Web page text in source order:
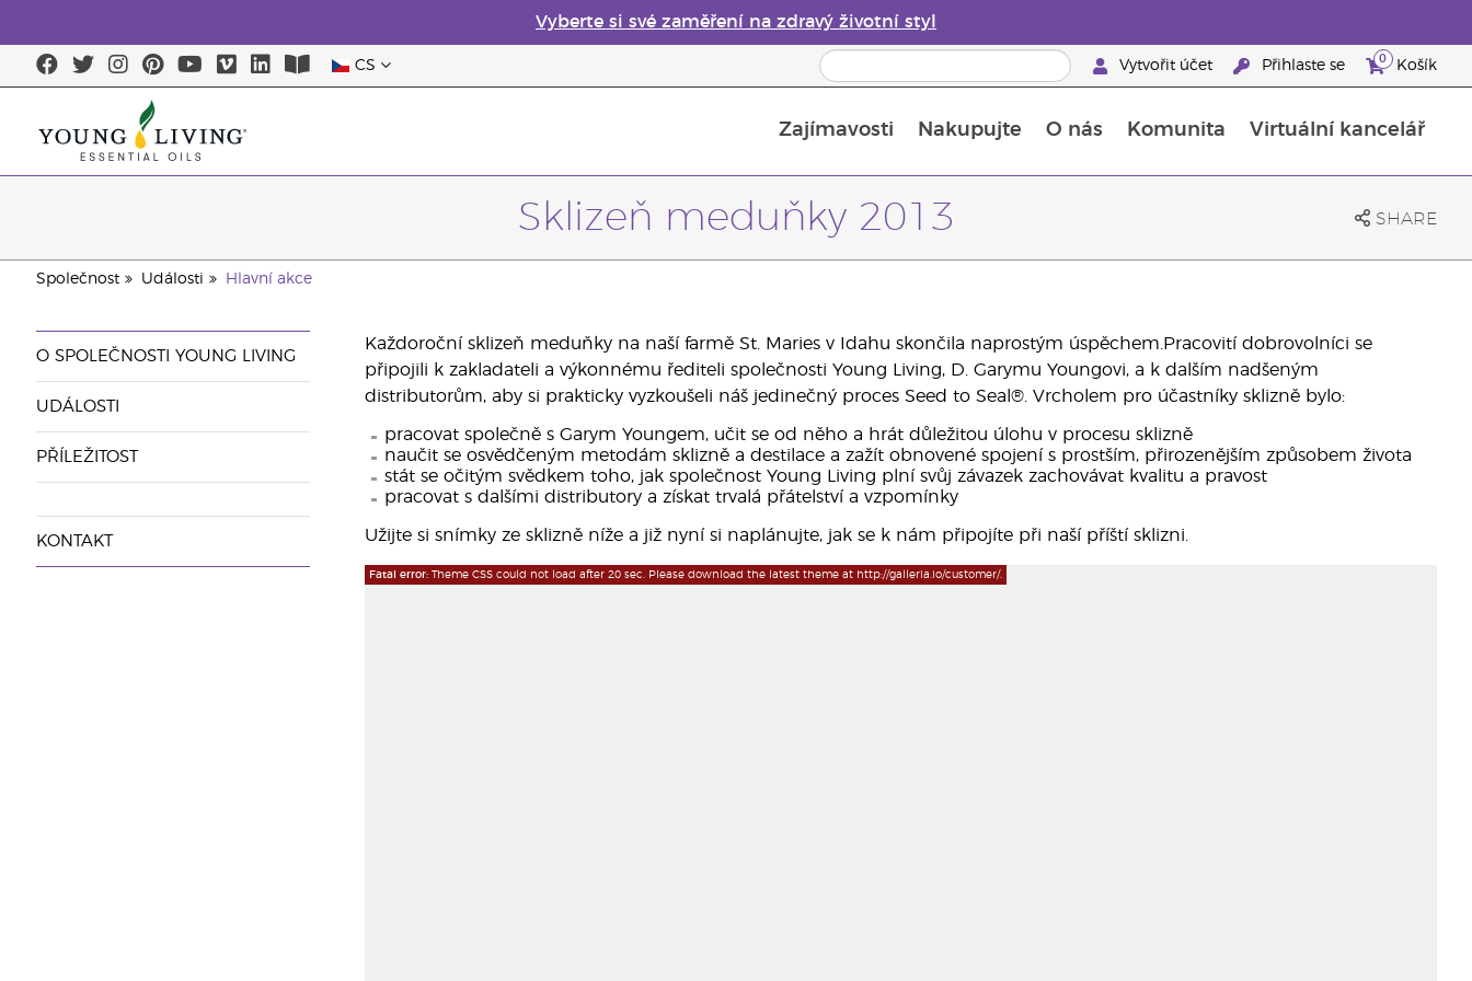
Vyberte si své zaměření na zdravý životní styl
CS Vytvořit účet Přihlaste se 0 Košík
Zajímavosti Nakupujte O nás Komunita Virtuální kancelář
Sklizeň meduňky 2013 SHARE
Společnost Události Hlavní akce
O SPOLEČNOSTI YOUNG LIVING
UDÁLOSTI
PŘÍLEŽITOST
KONTAKT
Každoroční sklizeň meduňky na naší farmě St. Maries v Idahu skončila naprostým úspěchem.Pracovití dobrovolníci se
připojili k zakladateli a výkonnému řediteli společnosti Young Living, D. Garymu Youngovi, a k dalším nadšeným
distributorům, aby si prakticky vyzkoušeli náš jedinečný proces Seed to Seal®. Vrcholem pro účastníky sklizně bylo:
pracovat společně s Garym Youngem, učit se od něho a hrát důležitou úlohu v procesu sklizně
naučit se osvědčeným metodám sklizně a destilace a zažít obnovené spojení s prostším, přirozenějším způsobem života
stát se očitým svědkem toho, jak společnost Young Living plní svůj závazek zachovávat kvalitu a pravost
pracovat s dalšími distributory a získat trvalá přátelství a vzpomínky
Užijte si snímky ze sklizně níže a již nyní si naplánujte, jak se k nám připojíte při naší příští sklizni.
Fatal error: Theme CSS could not load after 20 sec. Please download the latest theme at http://galleria.io/customer/.